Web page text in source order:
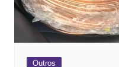
Outros